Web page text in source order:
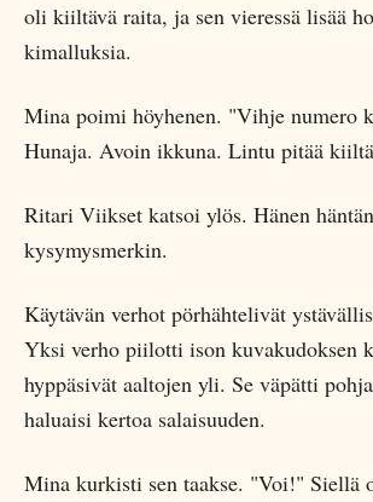
oli kiiltävä raita, ja sen vieressä lisää
kimalluksia.
Mina poimi höyhenen. "Vihje numero
Hunaja. Avoin ikkuna. Lintu pitää
Ritari Viikset katsoi ylös. Hänen
kysymysmerkin.
Käytävän verhot pörhähtelivät
Yksi verho piilotti ison kuvakudoksen
hyppäsivät aaltojen yli. Se väpätti
haluaisi kertoa salaisuuden.
Mina kurkisti sen taakse. "Voi!" Siellä